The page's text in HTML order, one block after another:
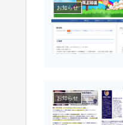
お知らせ
お知らせ